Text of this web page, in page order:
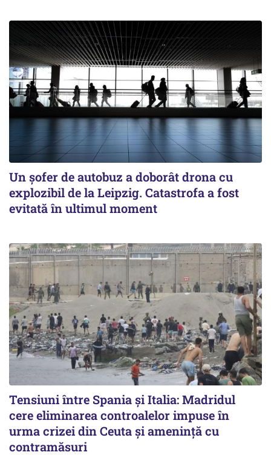
Un șofer de autobuz a doborât drona cu
explozibil de la Leipzig. Catastrofa a fost
evitată în ultimul moment
Tensiuni între Spania și Italia: Madridul
cere eliminarea controalelor impuse în
urma crizei din Ceuta și amenință cu
contramăsuri